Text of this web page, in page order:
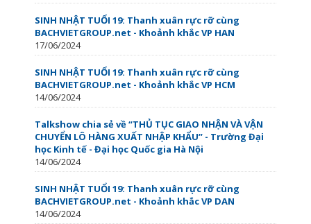
SINH NHẬT TUỔI 19: Thanh xuân rực rỡ cùng
BACHVIETGROUP.net - Khoảnh khắc VP HAN
17/06/2024
SINH NHẬT TUỔI 19: Thanh xuân rực rỡ cùng
BACHVIETGROUP.net - Khoảnh khắc VP HCM
14/06/2024
Talkshow chia sẻ về “THỦ TỤC GIAO NHẬN VÀ VẬN
CHUYỂN LÔ HÀNG XUẤT NHẬP KHẨU” - Trường Đại
học Kinh tế - Đại học Quốc gia Hà Nội
14/06/2024
SINH NHẬT TUỔI 19: Thanh xuân rực rỡ cùng
BACHVIETGROUP.net - Khoảnh khắc VP DAN
14/06/2024